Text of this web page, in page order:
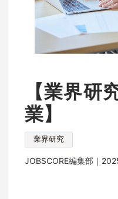
【業界研
業】
業界研究
JOBSCORE編集部｜